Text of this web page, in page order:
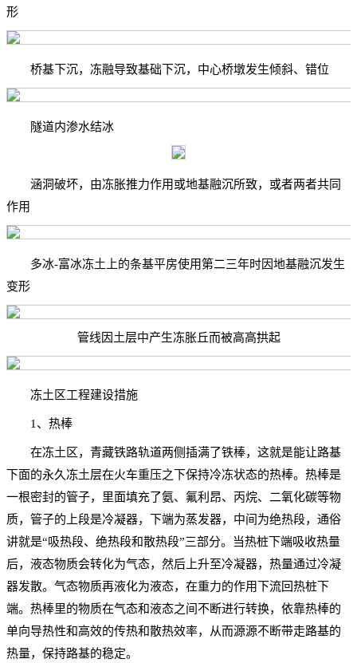
形
桥基下沉，冻融导致基础下沉，中心桥墩发生倾斜、错位
隧道内渗水结冰
涵洞破坏，由冻胀推力作用或地基融沉所致，或者两者共同
作用
多冰-富冰冻土上的条基平房使用第二三年时因地基融沉发生
变形
管线因土层中产生冻胀丘而被高高拱起
冻土区工程建设措施
1、热棒
在冻土区，青藏铁路轨道两侧插满了铁棒，这就是能让路基
下面的永久冻土层在火车重压之下保持冷冻状态的热棒。热棒是
一根密封的管子，里面填充了氨、氟利昂、丙烷、二氧化碳等物
质，管子的上段是冷凝器，下端为蒸发器，中间为绝热段，通俗
讲就是“吸热段、绝热段和散热段”三部分。当热桩下端吸收热量
后，液态物质会转化为气态，然后上升至冷凝器，热量通过冷凝
器发散。气态物质再液化为液态，在重力的作用下流回热桩下
端。热棒里的物质在气态和液态之间不断进行转换，依靠热棒的
单向导热性和高效的传热和散热效率，从而源源不断带走路基的
热量，保持路基的稳定。